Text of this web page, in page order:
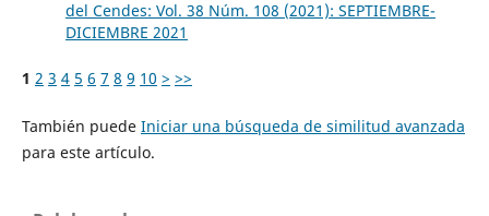
del Cendes: Vol. 38 Núm. 108 (2021): SEPTIEMBRE-
DICIEMBRE 2021
1 2 3 4 5 6 7 8 9 10 > >>
También puede Iniciar una búsqueda de similitud avanzada
para este artículo.